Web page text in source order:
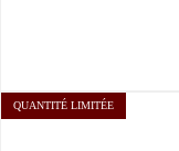
QUANTITÉ LIMITÉE